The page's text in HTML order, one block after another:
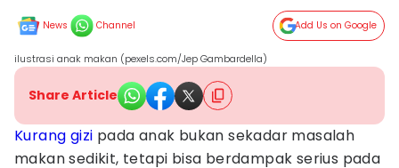
News Channel Add Us on Google
ilustrasi anak makan (pexels.com/Jep Gambardella)
Share Article
Kurang gizi pada anak bukan sekadar masalah
makan sedikit, tetapi bisa berdampak serius pada